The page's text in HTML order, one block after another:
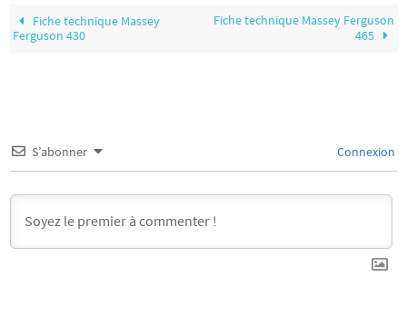
Fiche technique Massey
Ferguson 430
Fiche technique Massey Ferguson
465
S’abonner Connexion